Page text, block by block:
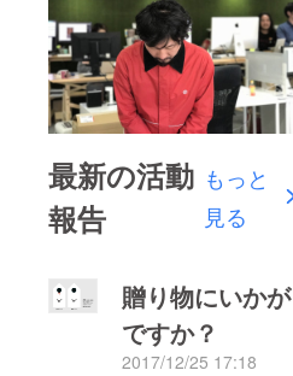
最新の活動
報告
もっと
見る
贈り物にいかが
ですか？
2017/12/25 17:18